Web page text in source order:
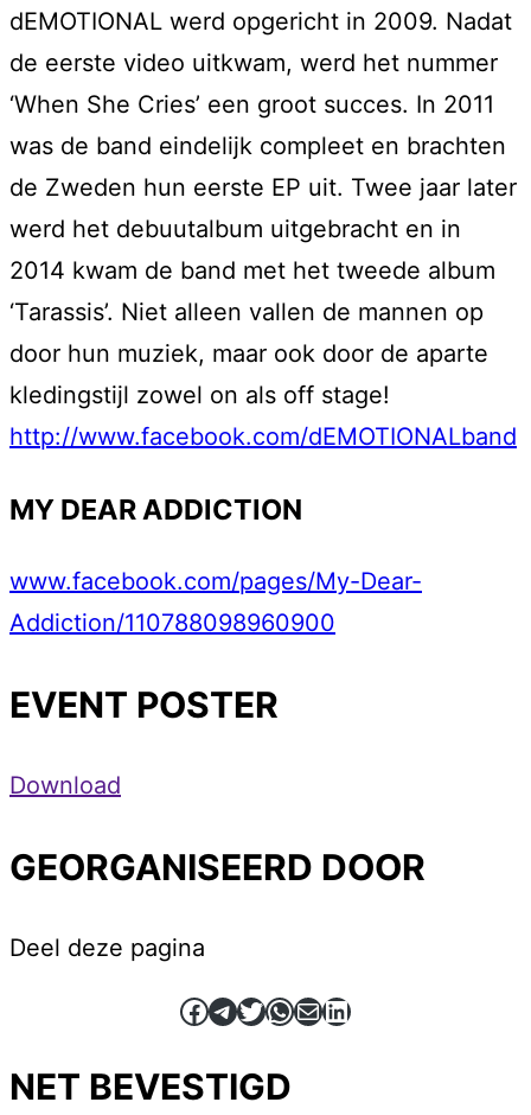
dEMOTIONAL werd opgericht in 2009. Nadat
de eerste video uitkwam, werd het nummer
‘When She Cries’ een groot succes. In 2011
was de band eindelijk compleet en brachten
de Zweden hun eerste EP uit. Twee jaar later
werd het debuutalbum uitgebracht en in
2014 kwam de band met het tweede album
‘Tarassis’. Niet alleen vallen de mannen op
door hun muziek, maar ook door de aparte
kledingstijl zowel on als off stage!
http://www.facebook.com/dEMOTIONALband
MY DEAR ADDICTION
www.facebook.com/pages/My-Dear-
Addiction/110788098960900
EVENT POSTER
Download
GEORGANISEERD DOOR
Deel deze pagina
Facebook
Telegram
Twitter
WhatsApp
E-mailLinkedIn
NET BEVESTIGD